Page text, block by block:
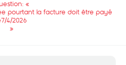
«
pourtant la facture doit être payé
4/2026
»